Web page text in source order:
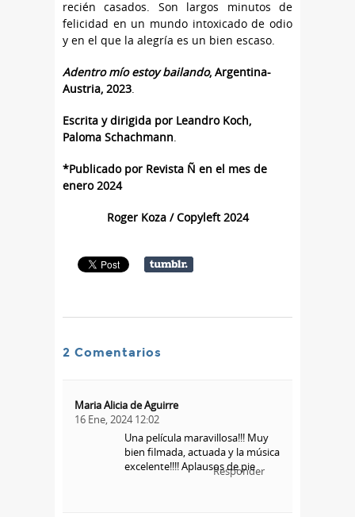
recién casados. Son largos minutos de
felicidad en un mundo intoxicado de odio
y en el que la alegría es un bien escaso.
Adentro mío estoy bailando, Argentina-
Austria, 2023.
Escrita y dirigida por Leandro Koch,
Paloma Schachmann.
*Publicado por Revista Ñ en el mes de
enero 2024
Roger Koza / Copyleft 2024
2 Comentarios
Maria Alicia de Aguirre
16 Ene, 2024 12:02
Una película maravillosa!!! Muy
bien filmada, actuada y la música
excelente!!!! Aplausos de pie
Responder